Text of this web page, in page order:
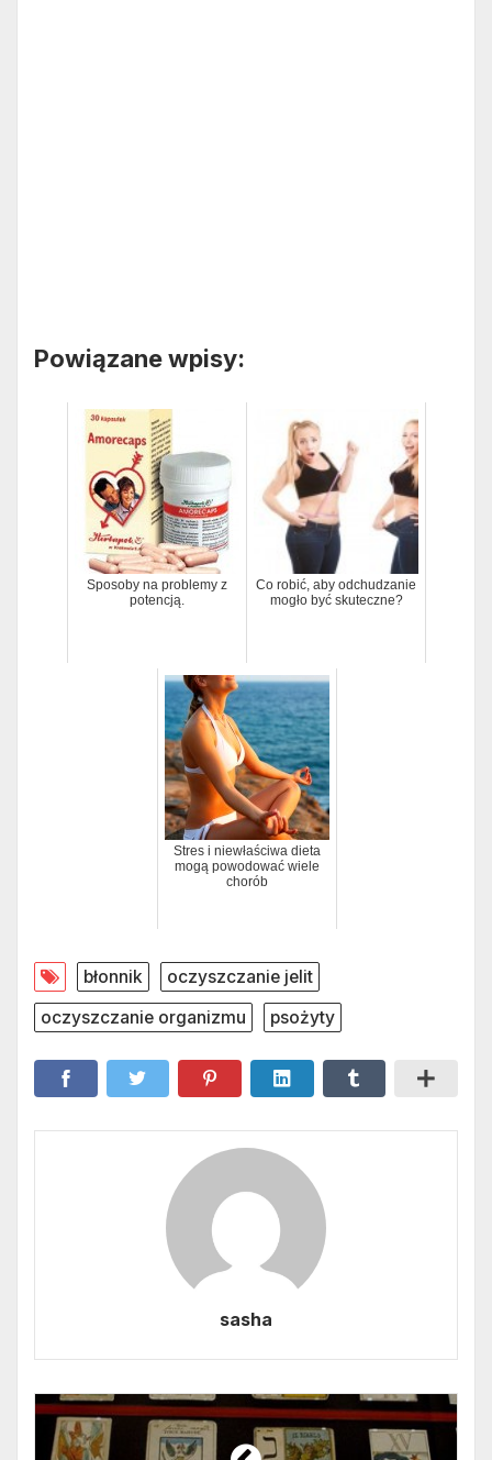
Powiązane wpisy:
Sposoby na problemy z
potencją.
Co robić, aby odchudzanie
mogło być skuteczne?
Stres i niewłaściwa dieta
mogą powodować wiele
chorób
błonnik
oczyszczanie jelit
oczyszczanie organizmu
psożyty
sasha